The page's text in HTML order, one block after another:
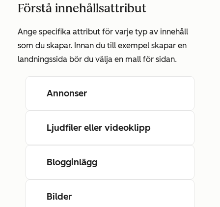
Förstå innehållsattribut
Ange specifika attribut för varje typ av innehåll
som du skapar. Innan du till exempel skapar en
landningssida bör du välja en mall för sidan.
Annonser
Ljudfiler eller videoklipp
Blogginlägg
Bilder